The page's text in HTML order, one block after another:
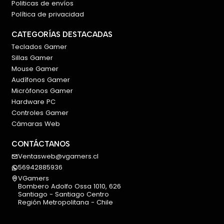
Zona muerta 0
Accionamiento ajustable
Hot swappable
Keycaps PBT side engraved translucent
Iluminación ARGB IC500Hz High Brush
Ideal para FPS, esports, Valorant, Counter-Strike,
Fortnite, Apex Legends y juegos competitivos
Politicas de envíos
Política de privacidad
CATEGORÍAS DESTACADAS
Teclados Gamer
Sillas Gamer
Mouse Gamer
Audífonos Gamer
Micrófonos Gamer
Hardware PC
Controles Gamer
Cámaras Web
CONTÁCTANOS
Ventasweb@vgamers.cl
56942885936
VGamers
Bombero Adolfo Ossa 1010, 626
Santiago - Santiago Centro
Región Metropolitana - Chile